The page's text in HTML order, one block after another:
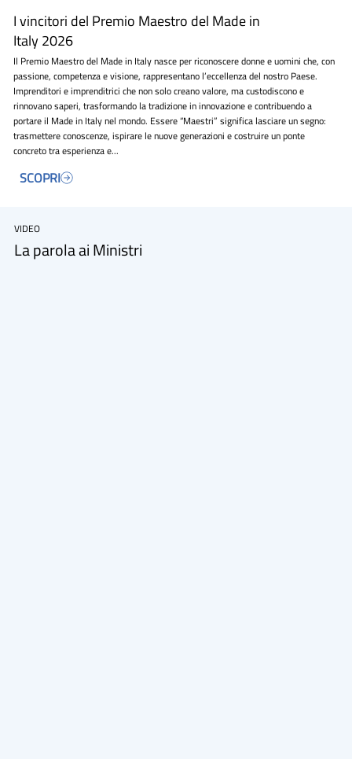
I vincitori del Premio Maestro del Made in
Italy 2026
Il Premio Maestro del Made in Italy nasce per riconoscere donne e uomini che, con
passione, competenza e visione, rappresentano l’eccellenza del nostro Paese.
Imprenditori e imprenditrici che non solo creano valore, ma custodiscono e
rinnovano saperi, trasformando la tradizione in innovazione e contribuendo a
portare il Made in Italy nel mondo. Essere “Maestri” significa lasciare un segno:
trasmettere conoscenze, ispirare le nuove generazioni e costruire un ponte
concreto tra esperienza e...
SCOPRI
VIDEO
La parola ai Ministri